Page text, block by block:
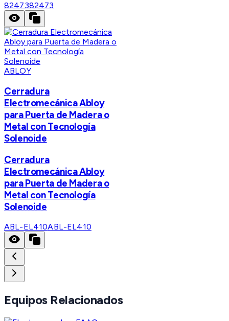
8247382473
ABLOY
Cerradura
Electromecánica Abloy
para Puerta de Madera o
Metal con Tecnología
Solenoide
Cerradura
Electromecánica Abloy
para Puerta de Madera o
Metal con Tecnología
Solenoide
ABL-EL410ABL-EL410
Equipos Relacionados